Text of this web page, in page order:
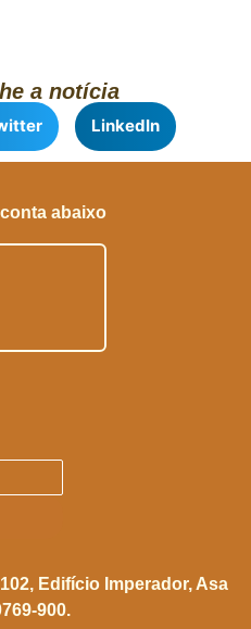
a notícia
LinkedIn
abaixo
Edifício Imperador, Asa
900.